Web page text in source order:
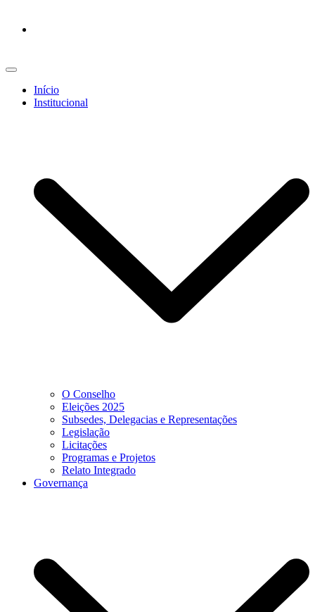
Início
Institucional
O Conselho
Eleições 2025
Subsedes, Delegacias e Representações
Legislação
Licitações
Programas e Projetos
Relato Integrado
Governança